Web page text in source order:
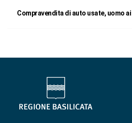
Compravendita di auto usate, uomo